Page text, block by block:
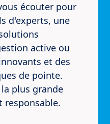
écouter pour
d'experts, une
active ou
et des
de pointe.
plus grande
responsable.